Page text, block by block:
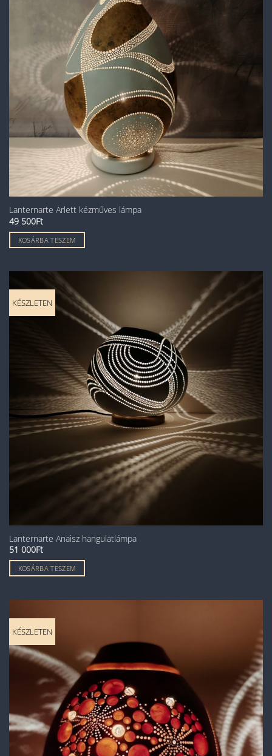
Lanternarte Arlett kézműves lámpa
49 500Ft
KOSÁRBA TESZEM
KÉSZLETEN
Lanternarte Anaisz hangulatlámpa
51 000Ft
KOSÁRBA TESZEM
KÉSZLETEN